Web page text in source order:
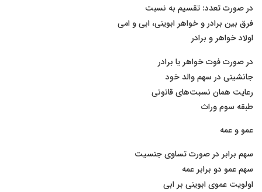
در صورت تعدد: تقسیم به نسبت
فرق بین برادر و خواهر ابوینی، ابی و امی
اولاد خواهر و برادر
در صورت فوت خواهر یا برادر
جانشینی در سهم والد خود
رعایت همان نسبت‌های قانونی
طبقه سوم وراث
عمو و عمه
سهم برابر در صورت تساوی جنسیت
سهم عمو دو برابر عمه
اولویت عموی ابوینی بر ابی